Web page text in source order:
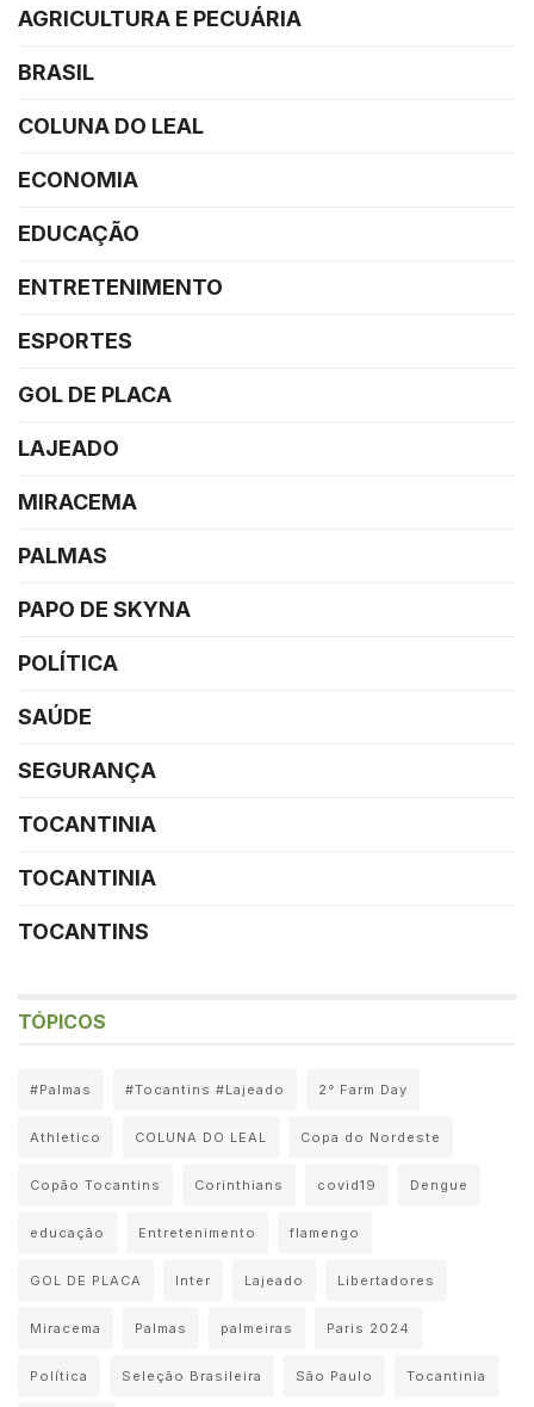
AGRICULTURA E PECUÁRIA
BRASIL
COLUNA DO LEAL
ECONOMIA
EDUCAÇÃO
ENTRETENIMENTO
ESPORTES
GOL DE PLACA
LAJEADO
MIRACEMA
PALMAS
PAPO DE SKYNA
POLÍTICA
SAÚDE
SEGURANÇA
TOCANTINIA
TOCANTINIA
TOCANTINS
TÓPICOS
#Palmas #Tocantins #Lajeado 2° Farm Day
Athletico COLUNA DO LEAL Copa do Nordeste
Copão Tocantins Corinthians covid19 Dengue
educação Entretenimento flamengo
GOL DE PLACA Inter Lajeado Libertadores
Miracema Palmas palmeiras Paris 2024
Política Seleção Brasileira São Paulo Tocantinia